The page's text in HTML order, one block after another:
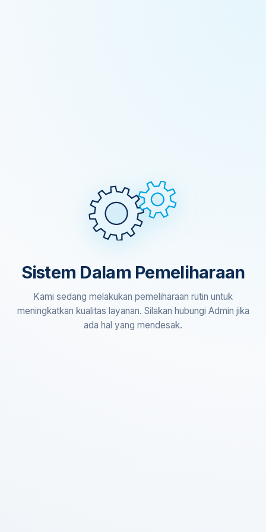
Sistem Dalam Pemeliharaan
Kami sedang melakukan pemeliharaan rutin untuk
meningkatkan kualitas layanan. Silakan hubungi Admin jika
ada hal yang mendesak.